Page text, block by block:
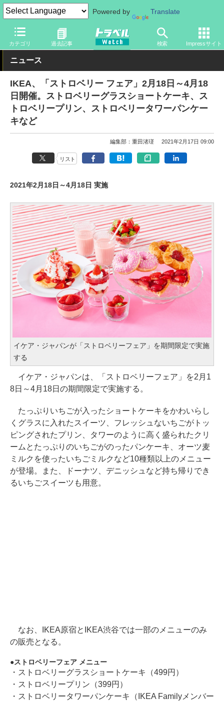
Powered by Translate
カテゴリ 過去記事 検索 Impressサイト
トラベル Watch 旅の情報 観光地
ニュース
IKEA、「ストロベリー フェア」2月18日～4月18
日開催。ストロベリーグラスショートケーキ、ス
トロベリープリン、ストロベリータワーパンケー
キなど
編集部：重田渚瑳 2021年2月17日 09:00
リスト
2021年2月18日～4月18日 実施
イケア・ジャパンが「ストロベリーフェア」を期間限定で実施
する
イケア・ジャパンは、「ストロベリーフェア」を2月1
8日～4月18日の期間限定で実施する。
たっぷりいちごが入ったショートケーキをかわいらし
くグラスに入れたスイーツ、フレッシュないちごがトッ
ピングされたプリン、タワーのように高く盛られたクリ
ームとたっぷりのいちごがのったパンケーキ、オーツ麦
ミルクを使ったいちごミルクなど10種類以上のメニュー
が登場。また、ドーナツ、デニッシュなど持ち帰りでき
るいちごスイーツも用意。
なお、IKEA原宿とIKEA渋谷では一部のメニューのみ
の販売となる。
ストロベリーフェア メニュー
・ストロベリーグラスショートケーキ（499円）
・ストロベリープリン（399円）
・ストロベリータワーパンケーキ（IKEA Familyメンバー